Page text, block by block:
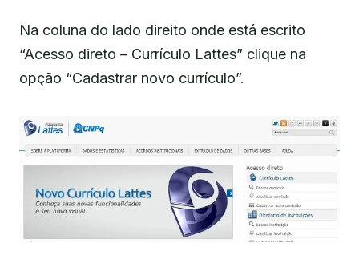
Na coluna do lado direito onde está escrito
“Acesso direto – Currículo Lattes” clique na
opção “Cadastrar novo currículo”.